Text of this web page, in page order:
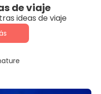
de viaje
ideas de viaje